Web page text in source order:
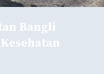
Bangli